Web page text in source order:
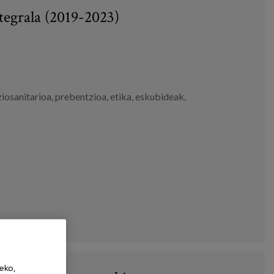
(2019-2023)
,prebentzioa, etika, eskubideak,